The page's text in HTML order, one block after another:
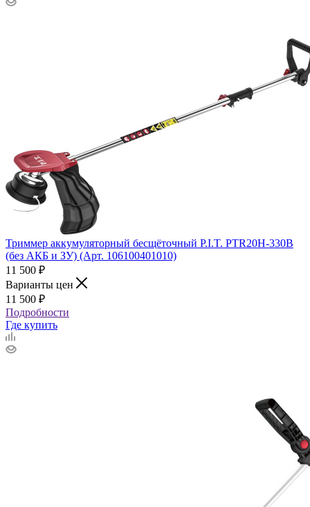
Триммер аккумуляторный бесщёточный P.I.T. PTR20H-330B
(без АКБ и ЗУ) (Арт. 106100401010)
11 500 ₽
Варианты цен
11 500 ₽
Подробности
Где купить